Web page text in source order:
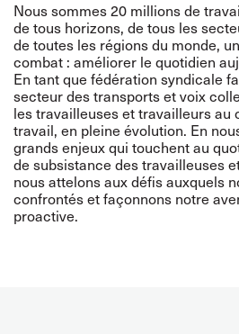
Nous sommes 20 millions de
de tous horizons, de tous les
de toutes les régions du monde,
combat : améliorer le quotidien
En tant que fédération syndicale
secteur des transports et voix
les travailleuses et travailleurs au
travail, en pleine évolution. En
grands enjeux qui touchent au
de subsistance des travailleuses
nous attelons aux défis auxquels
confrontés et façonnons notre
proactive.